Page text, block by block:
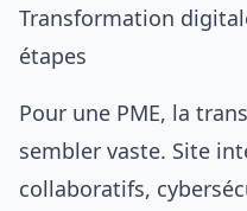
Transformation
étapes
Pour une PME, la
sembler vaste. Site
collaboratifs,